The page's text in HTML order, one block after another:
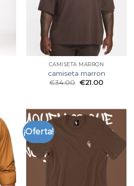
CAMISETA MARRON
camiseta marron
€34.00 €21.00
¡Oferta!